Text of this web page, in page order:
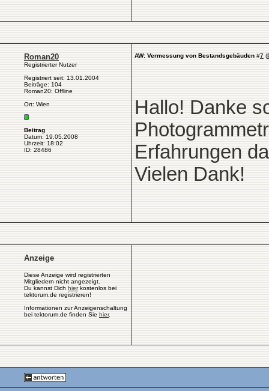
Roman20
Registrierter Nutzer
Registriert seit: 13.01.2004
Beiträge: 104
Roman20: Offline
Ort: Wien
Beitrag
Datum: 19.05.2008
Uhrzeit: 18:02
ID: 28486
AW: Vermessung von Bestandsgebäuden #7 (
Hallo! Danke
Erfahrungen
Vielen Dank!
Anzeige
Diese Anzeige wird registrierten
Mitgliedern nicht angezeigt.
Du kannst Dich hierkostenlos bei
tektorum.de registrieren!
Informationen zur Anzeigenschaltung
bei tektorum.de finden Sie hier.